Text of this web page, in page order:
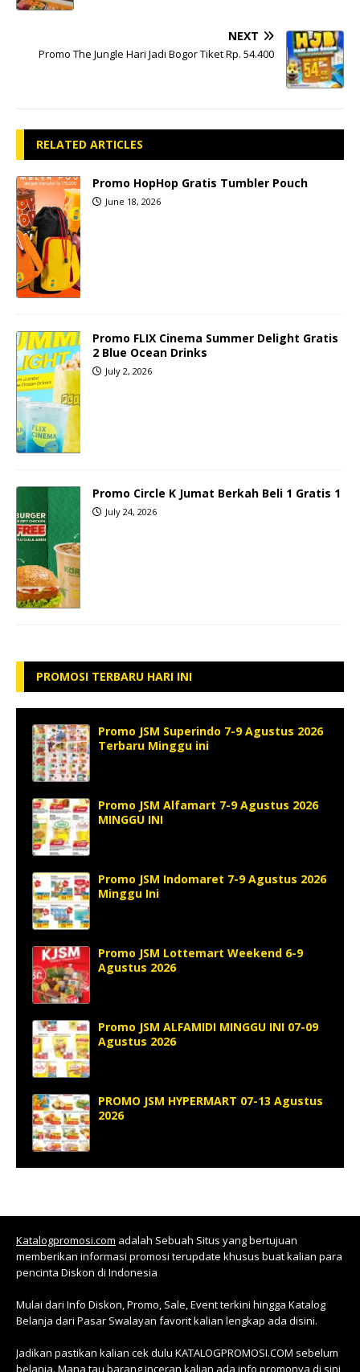
NEXT
Promo The Jungle Hari Jadi Bogor Tiket Rp. 54.400
RELATED ARTICLES
Promo HopHop Gratis Tumbler Pouch
June 18, 2026
Promo FLIX Cinema Summer Delight Gratis
2 Blue Ocean Drinks
July 2, 2026
Promo Circle K Jumat Berkah Beli 1 Gratis 1
July 24, 2026
PROMOSI TERBARU HARI INI
Promo JSM Superindo 7-9 Agustus 2026
Terbaru Minggu ini
Promo JSM Alfamart 7-9 Agustus 2026
MINGGU INI
Promo JSM Indomaret 7-9 Agustus 2026
Minggu Ini
Promo JSM Lottemart Weekend 6-9
Agustus 2026
Promo JSM ALFAMIDI MINGGU INI 07-09
Agustus 2026
PROMO JSM HYPERMART 07-13 Agustus
2026
Katalogpromosi.com adalah Sebuah Situs yang bertujuan
memberikan informasi promosi terupdate khusus buat kalian para
pencinta Diskon di Indonesia
Mulai dari Info Diskon, Promo, Sale, Event terkini hingga Katalog
Belanja dari Pasar Swalayan favorit kalian lengkap ada disini.
Jadikan pastikan kalian cek dulu KATALOGPROMOSI.COM sebelum
belanja. Mana tau barang inceran kalian ada info promonya di sini